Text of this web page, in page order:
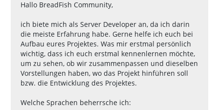
Hallo BreadFish Community,
ich biete mich als Server Developer an, da ich darin
die meiste Erfahrung habe. Gerne helfe ich euch bei
Aufbau eures Projektes. Was mir erstmal persönlich
wichtig, dass ich euch erstmal kennenlernen möchte,
um zu sehen, ob wir zusammenpassen und dieselben
Vorstellungen haben, wo das Projekt hinführen soll
bzw. die Entwicklung des Projektes.
Welche Sprachen beherrsche ich: